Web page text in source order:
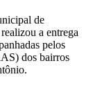
de
a entrega
pelos
dos bairros